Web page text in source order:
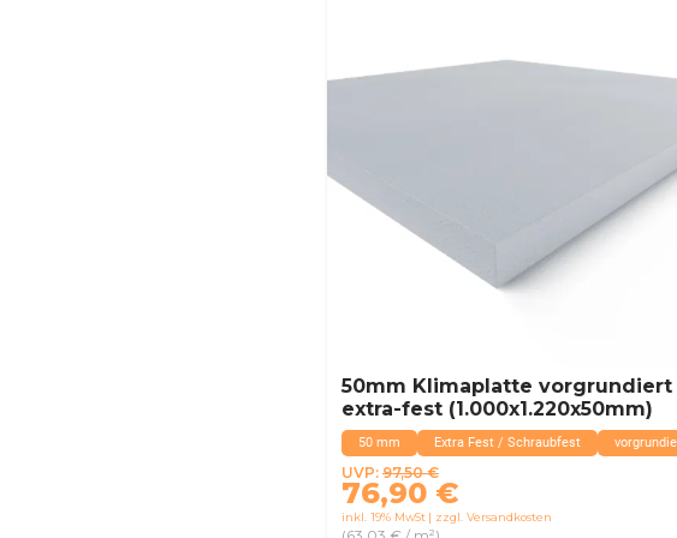
50 mm Extra Fest / Schraubfest
50mm Klimaplatte vorgrundiert
extra-fest (1.000x1.220x50mm)
UVP: 97,50€
Ursprünglicher
Preis
war:
76,90 €
Aktueller
Preis
ist:
inkl. 19% MwSt zzgl. Versandkosten